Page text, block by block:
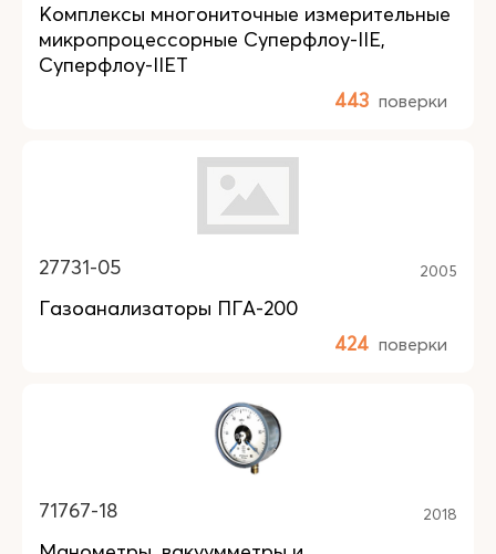
Комплексы многониточные измерительные
микропроцессорные Суперфлоу-IIЕ,
Суперфлоу-IIЕT
443 поверки
27731-05 2005
Газоанализаторы ПГА-200
424 поверки
71767-18 2018